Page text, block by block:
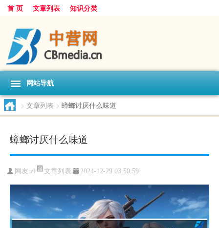
首 页 文章列表 知识分类
网站导航
> 文章列表 > 蟑螂讨厌什么味道
蟑螂讨厌什么味道
网友:zl 文章列表 2024-12-29 03:50:59